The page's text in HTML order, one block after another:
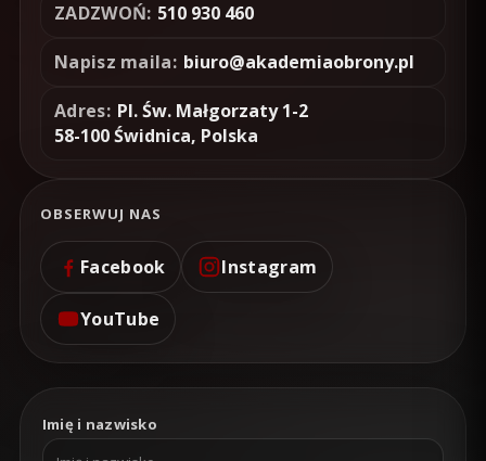
ZADZWOŃ: 510 930 460
Napisz maila: biuro@akademiaobrony.pl
Adres: Pl. Św. Małgorzaty 1-2
58-100 Świdnica, Polska
OBSERWUJ NAS
Facebook Instagram
YouTube
Imię i nazwisko